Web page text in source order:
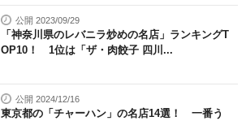
公開 2023/09/29
「神奈川県のレバニラ炒めの名店」ランキングT
OP10！ 1位は「ザ・肉餃子 四川...
公開 2024/12/16
東京都の「チャーハン」の名店14選！ 一番う